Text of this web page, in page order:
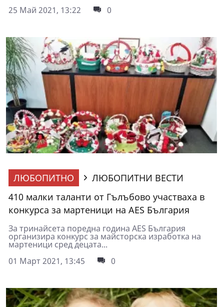
25 Май 2021, 13:22
0
ЛЮБОПИТНО
ЛЮБОПИТНИ ВЕСТИ
410 малки таланти от Гълъбово участваха в
конкурса за мартеници на AES България
За тринайсета поредна година AES България
организира конкурс за майсторска изработка на
мартеници сред децата...
01 Март 2021, 13:45
0